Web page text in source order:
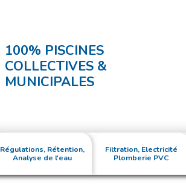
100% PISCINES
COLLECTIVES &
MUNICIPALES
Régulations, Rétention,
Analyse de l'eau
Filtration, Electricité
Plomberie PVC